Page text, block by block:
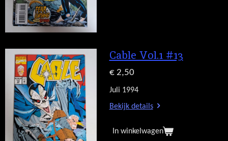
Cable Vol.1 #13
€ 2,50
Juli 1994
Bekijk details
In winkelwagen